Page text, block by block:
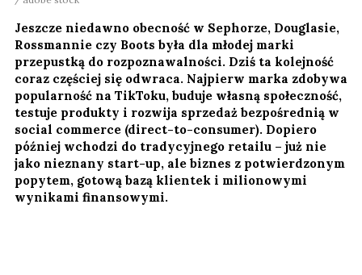
Jeszcze niedawno obecność w Sephorze, Douglasie,
Rossmannie czy Boots była dla młodej marki
przepustką do rozpoznawalności. Dziś ta kolejność
coraz częściej się odwraca. Najpierw marka zdobywa
popularność na TikToku, buduje własną społeczność,
testuje produkty i rozwija sprzedaż bezpośrednią w
social commerce (direct-to-consumer). Dopiero
później wchodzi do tradycyjnego retailu – już nie
jako nieznany start-up, ale biznes z potwierdzonym
popytem, gotową bazą klientek i milionowymi
wynikami finansowymi.